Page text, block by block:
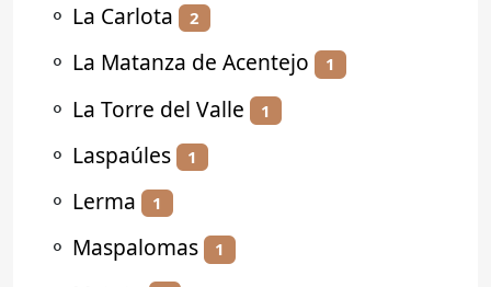
⚬ La Carlota 2
⚬ La Matanza de Acentejo 1
⚬ La Torre del Valle 1
⚬ Laspaúles 1
⚬ Lerma 1
⚬ Maspalomas 1